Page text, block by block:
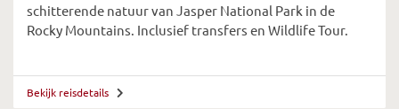
schitterende natuur van Jasper National Park in de
Rocky Mountains. Inclusief transfers en Wildlife Tour.
Bekijk reisdetails